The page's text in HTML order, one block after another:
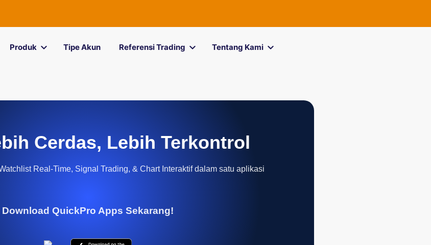
Produk Tipe Akun Referensi Trading Tentang Kami
Cerdas, Lebih Terkontrol
Real-Time, Signal Trading, & Chart Interaktif dalam satu aplikasi
Download QuickPro Apps Sekarang!